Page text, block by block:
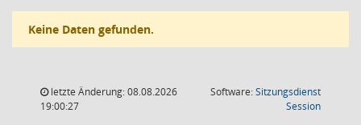
Keine Daten gefunden.
letzte Änderung: 08.08.2026
19:00:27
Software:Sitzungsdienst
Session(Wird in